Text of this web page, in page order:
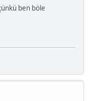
ben böle